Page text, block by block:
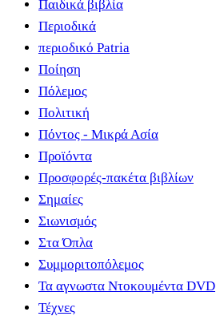
Παιδικά βιβλία
Περιοδικά
περιοδικό Patria
Ποίηση
Πόλεμος
Πολιτική
Πόντος - Μικρά Ασία
Προϊόντα
Προσφορές-πακέτα βιβλίων
Σημαίες
Σιωνισμός
Στα Όπλα
Συμμοριτοπόλεμος
Τα αγνωστα Ντοκουμέντα DVD
Τέχνες